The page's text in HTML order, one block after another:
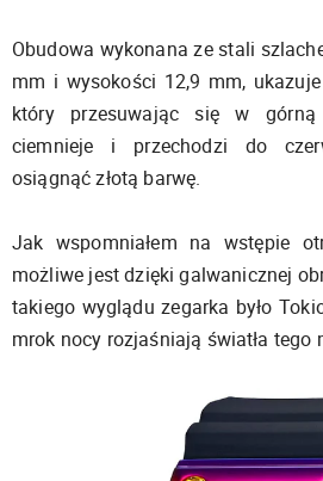
Obudowa wykonana ze stali
mm i wysokości 12,9 mm,
który przesuwając się w
ciemnieje i przechodzi do
osiągnąć złotą barwę.
Jak wspomniałem na wstępie
możliwe jest dzięki galwanicznej
takiego wyglądu zegarka było
mrok nocy rozjaśniają światła tego